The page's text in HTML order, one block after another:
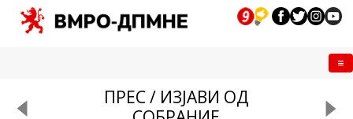
ПРЕС / ИЗЈАВИ ОД